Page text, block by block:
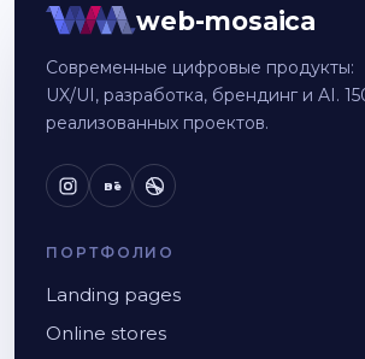
web-mosaica
Современные цифровые продукты:
UX/UI, разработка, брендинг и AI.
реализованных проектов.
Bē
ПОРТФОЛИО
Landing pages
Online stores